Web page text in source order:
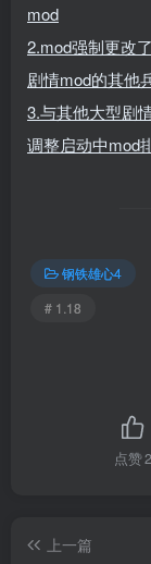
mod
2.mod强制更改
剧情mod的其他
3.与其他大型剧
调整启动中mod
钢铁雄心4
# 1.18
点赞2
上一篇